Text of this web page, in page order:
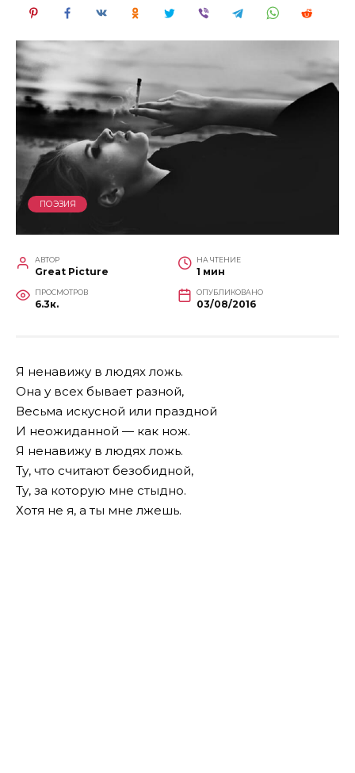
ПОЭЗИЯ
АВТОР
Great Picture
НА ЧТЕНИЕ
1 мин
ПРОСМОТРОВ
6.3к.
ОПУБЛИКОВАНО
03/08/2016
Я ненавижу в людях ложь.
Она у всех бывает разной,
Весьма искусной или праздной
И неожиданной — как нож.
Я ненавижу в людях ложь.
Ту, что считают безобидной,
Ту, за которую мне стыдно.
Хотя не я, а ты мне лжешь.